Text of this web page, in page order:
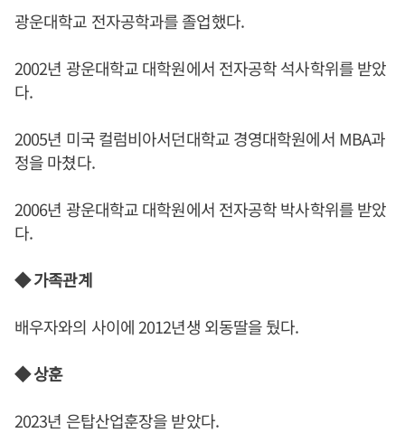
광운대학교 전자공학과를 졸업했다.
2002년 광운대학교 대학원에서 전자공학 석사학위를 받았
다.
2005년 미국 컬럼비아서던대학교 경영대학원에서 MBA과
정을 마쳤다.
2006년 광운대학교 대학원에서 전자공학 박사학위를 받았
다.
◆ 가족관계
배우자와의 사이에 2012년생 외동딸을 뒀다.
◆ 상훈
2023년 은탑산업훈장을 받았다.